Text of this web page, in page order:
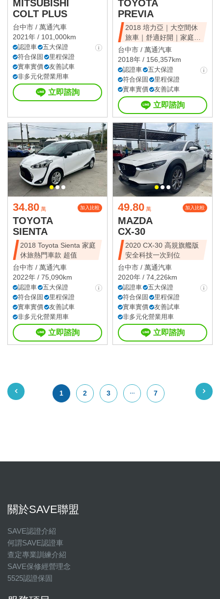
MITSUBISHI
COLT PLUS
台中市 / 萬通汽車
2021年 / 101,000km
認證車
五大保證
符合保固
里程保證
實車實價
友善試車
非多元化營業用車
立即諮詢
TOYOTA
PREVIA
2018 培力亞｜大空間休
旅車｜舒適好開｜家庭首
選｜可全額貸
台中市 / 萬通汽車
2018年 / 156,357km
認證車
五大保證
符合保固
里程保證
實車實價
友善試車
立即諮詢
34.80 萬 加入比較
TOYOTA
SIENTA
2018 Toyota Sienta 家庭
休旅熱門車款 超值
台中市 / 萬通汽車
2022年 / 75,090km
認證車
五大保證
符合保固
里程保證
實車實價
友善試車
非多元化營業用車
立即諮詢
49.80 萬 加入比較
MAZDA
CX-30
2020 CX-30 高規旗艦版
安全科技一次到位
台中市 / 萬通汽車
2020年 / 74,226km
認證車
五大保證
符合保固
里程保證
實車實價
友善試車
非多元化營業用車
立即諮詢
1 2 3 7
關於SAVE聯盟
SAVE認證介紹
何謂SAVE認證車
查定專業訓練介紹
SAVE保修經營理念
5525認證保固